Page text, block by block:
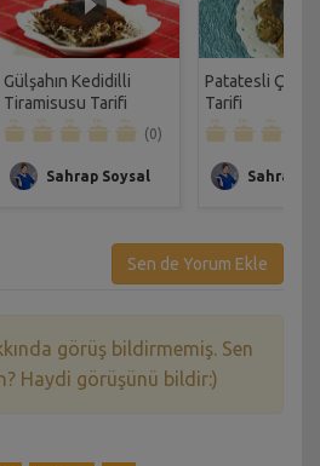
Gülşahın Kedidilli
Tiramisusu Tarifi
(0)
Sahrap Soysal
Patatesli Çıtır
Tarifi
Sahrap
Sen de Yorum Ekle
görüş bildirmemiş. Sen
Haydi görüşünü bildir:)